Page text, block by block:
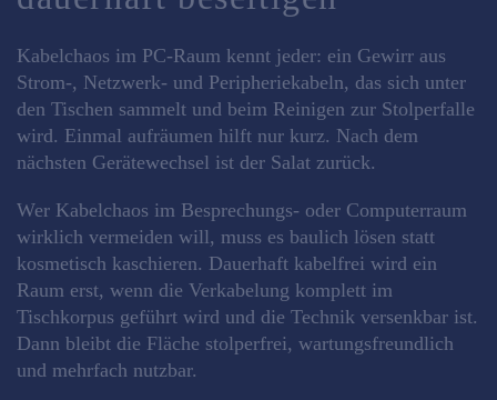
Kabelchaos im PC-Raum kennt jeder: ein Gewirr aus
Strom-, Netzwerk- und Peripheriekabeln, das sich unter
den Tischen sammelt und beim Reinigen zur Stolperfalle
wird. Einmal aufräumen hilft nur kurz. Nach dem
nächsten Gerätewechsel ist der Salat zurück.
Wer Kabelchaos im Besprechungs- oder Computerraum
wirklich vermeiden will, muss es baulich lösen statt
kosmetisch kaschieren. Dauerhaft kabelfrei wird ein
Raum erst, wenn die Verkabelung komplett im
Tischkorpus geführt wird und die Technik versenkbar ist.
Dann bleibt die Fläche stolperfrei, wartungsfreundlich
und mehrfach nutzbar.